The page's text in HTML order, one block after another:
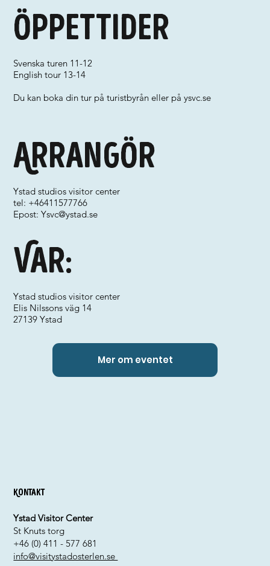
Var:
Arrangör
Ystad studios visitor center
tel: +46411577766
Epost:Ysvc@ystad.se
Ystad studios visitor center
Elis Nilssons väg 14
27139 Ystad
Öppettider
Svenska turen 11-12
English tour 13-14
Du kan boka din tur på turistbyrån eller på ysvc.se
Mer om eventet
Kontakt
Ystad Visitor Center
St Knuts torg
+46 (0) 411 - 577 681
info@visitystadosterlen.se